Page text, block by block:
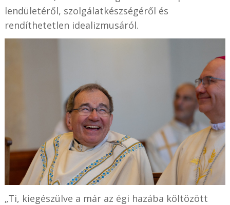
lendületéről, szolgálatkészségéről és
rendíthetetlen idealizmusáról.
„Ti, kiegészülve a már az égi hazába költözött